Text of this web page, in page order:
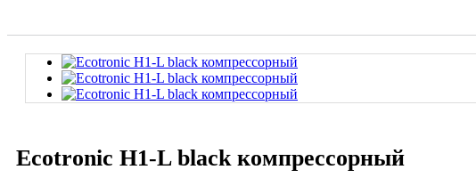
Ecotronic H1-L black компрессорный